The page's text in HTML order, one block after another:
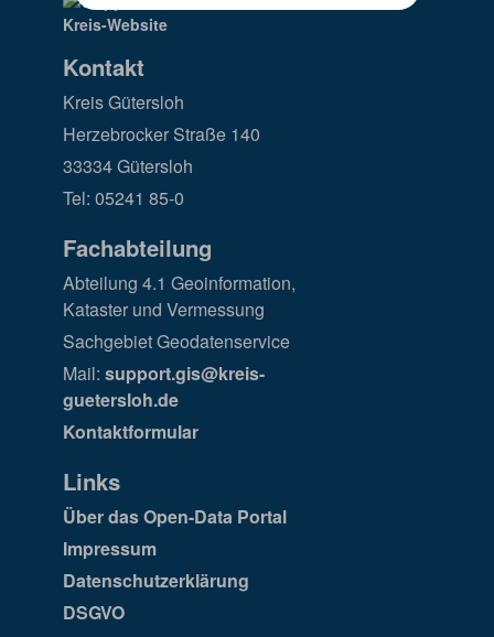
Kontakt
Kreis Gütersloh
Herzebrocker Straße 140
33334 Gütersloh
Tel: 05241 85-0
Fachabteilung
Abteilung 4.1 Geoinformation,
Kataster und Vermessung
Sachgebiet Geodatenservice
Mail: support.gis@kreis-
guetersloh.de
Kontaktformular
Links
Über das Open-Data Portal
Impressum
Datenschutzerklärung
DSGVO